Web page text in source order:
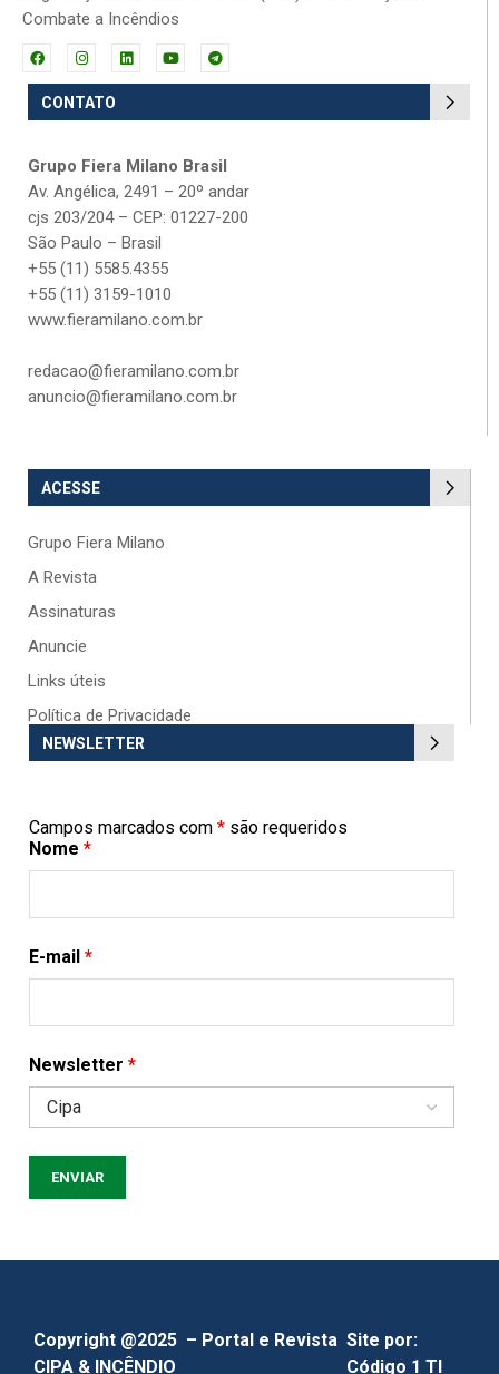
Combate a Incêndios
CONTATO
Grupo Fiera Milano Brasil
Av. Angélica, 2491 – 20º andar
cjs 203/204 – CEP: 01227-200
São Paulo – Brasil
+55 (11) 5585.4355
+55 (11) 3159-1010
www.fieramilano.com.br
redacao@fieramilano.com.br
anuncio@fieramilano.com.br
ACESSE
Grupo Fiera Milano
A Revista
Assinaturas
Anuncie
Links úteis
Política de Privacidade
NEWSLETTER
Campos marcados com * são requeridos
Nome *
E-mail *
Newsletter *
Copyright @2025 – Portal e Revista
CIPA & INCÊNDIO
Site por:
Código 1 TI